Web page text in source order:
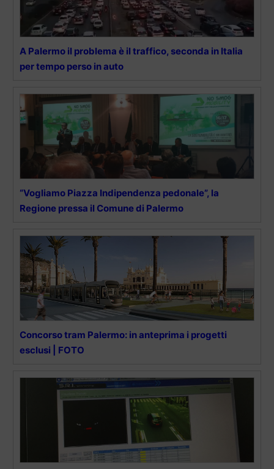
A Palermo il problema è il traffico, seconda in Italia
per tempo perso in auto
“Vogliamo Piazza Indipendenza pedonale”, la
Regione pressa il Comune di Palermo
Concorso tram Palermo: in anteprima i progetti
esclusi | FOTO